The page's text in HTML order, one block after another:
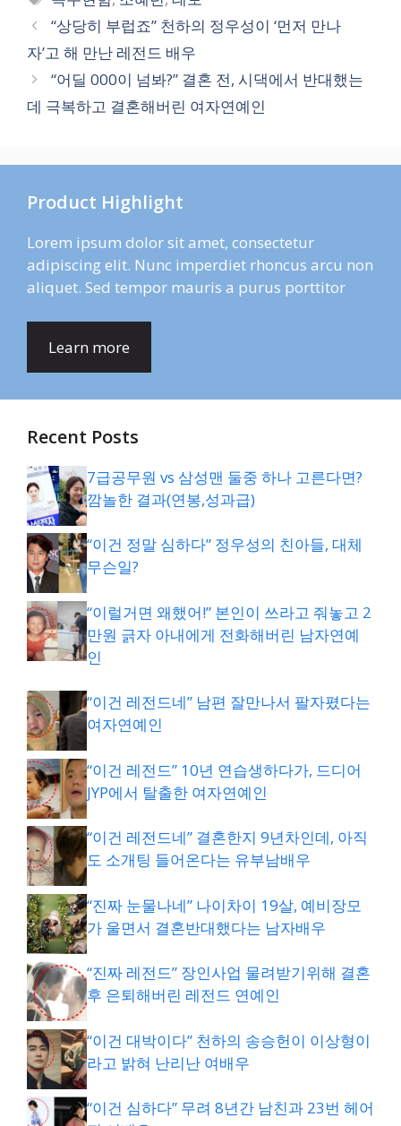
고
리
그
“상당히 부럽죠” 천하의 정우성이 ‘먼저 만나
자’고 해 만난 레전드 배우
“어딜 000이 넘봐?” 결혼 전, 시댁에서 반대했는
데 극복하고 결혼해버린 여자연예인
Product Highlight
Lorem ipsum dolor sit amet, consectetur
adipiscing elit. Nunc imperdiet rhoncus arcu non
aliquet. Sed tempor mauris a purus porttitor
Learn more
Recent Posts
7급공무원 vs 삼성맨 둘중 하나 고른다면?
깜놀한 결과(연봉,성과급)
“이건 정말 심하다” 정우성의 친아들, 대체
무슨일?
“이럴거면 왜했어!” 본인이 쓰라고 줘놓고 2
만원 긁자 아내에게 전화해버린 남자연예
인
“이건 레전드네” 남편 잘만나서 팔자폈다는
여자연예인
“이건 레전드” 10년 연습생하다가, 드디어
JYP에서 탈출한 여자연예인
“이건 레전드네” 결혼한지 9년차인데, 아직
도 소개팅 들어온다는 유부남배우
“진짜 눈물나네” 나이차이 19살, 예비장모
가 울면서 결혼반대했다는 남자배우
“진짜 레전드” 장인사업 물려받기위해 결혼
후 은퇴해버린 레전드 연예인
“이건 대박이다” 천하의 송승헌이 이상형이
라고 밝혀 난리난 여배우
“이건 심하다” 무려 8년간 남친과 23번 헤어